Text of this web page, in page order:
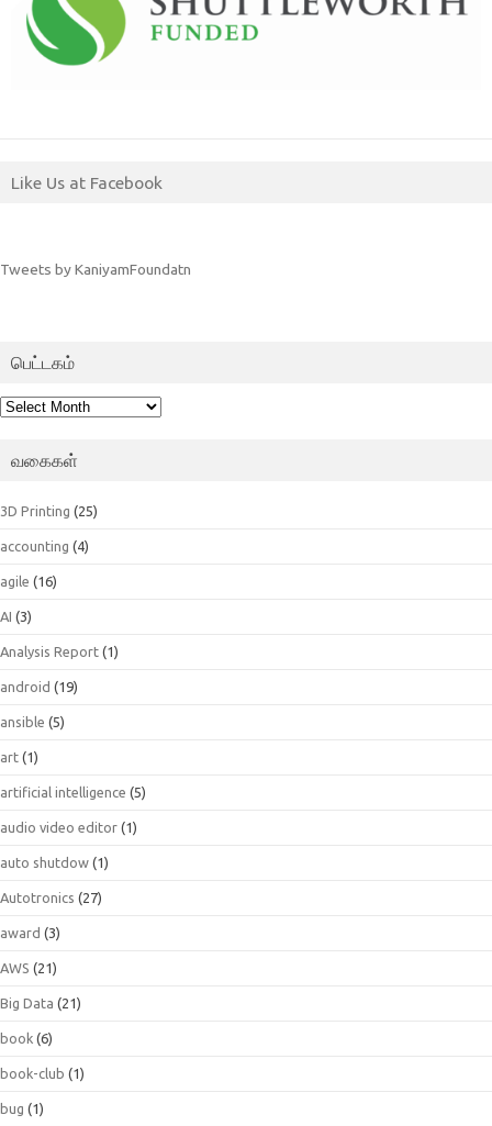
Like Us at Facebook
Tweets by KaniyamFoundatn
பெட்டகம்
பெட்டகம்
வகைகள்
3D Printing (25)
accounting (4)
agile (16)
AI (3)
Analysis Report (1)
android (19)
ansible (5)
art (1)
artificial intelligence (5)
audio video editor (1)
auto shutdow (1)
Autotronics (27)
award (3)
AWS (21)
Big Data (21)
book (6)
book-club (1)
bug (1)